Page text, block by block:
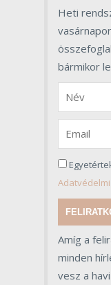
Heti
bármikor
Amíg a
minden
vesz a